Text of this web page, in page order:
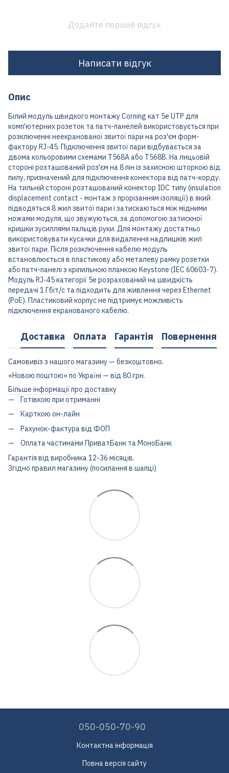
Додайте перший відгук
Написати відгук
Опис
Білий модуль швидкого монтажу Corning кат 5е UTP для
комп'ютерних розеток та патч-панелей використовується при
розключенні неекранованої звитої пари на роз'єм форм-
фактору RJ-45. Підключення звитої пари відбувається за
двома кольоровими схемами T568A або T568B. На лицьовій
стороні розташований роз'єм на 8 пін із захисною шторкою від
пилу, призначений для підключення конектора від патч-корду.
На тильній стороні розташований конектор IDC типу (insulation
displacement contact - монтаж з прорізанням ізоляції) в який
підводяться 8 жил звитої пари і затискаються між мідними
ножами модуля, що звужуються, за допомогою затискної
кришки зусиллями пальців руки. Для монтажу достатньо
використовувати кусачки для видалення надлишків жил
звитої пари. Після розключення кабелю модуль
встановлюється в пластикову або металеву рамку розетки
або патч-панелі з кріпильною планкою Keystone (IEC 60603-7).
Модуль RJ-45 категорії 5e розрахований на швидкість
передачі 1 Гбіт/с та підходить для живлення через Ethernet
(PoE). Пластиковий корпус не підтримує можливість
підключення екранованого кабелю.
Доставка Оплата Гарантія Повернення
Самовивіз з нашого магазину — безкоштовно.
«Новою поштою» по Україні — від 80 грн.
Більше інформації про доставку
Готівкою при отриманні
Карткою он-лайн
Рахунок-фактура від ФОП
Оплата частинами ПриватБанк та МоноБанк
Гарантія від виробника 12-36 місяців.
Згідно правил магазину (посилання в шапці)
050-050-70-90
Контактна інформація
Повна версія сайту